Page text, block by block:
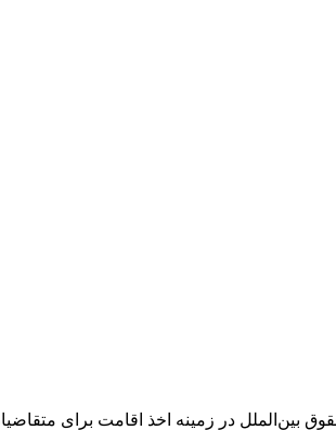
در زمینه اخذ اقامت برای متقاضیان